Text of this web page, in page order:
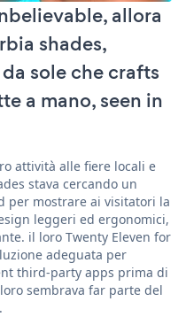
allora
shades,
sole che crafts
a mano, seen in
attività alle fiere locali e
stava cercando un
per mostrare ai visitatori la
leggeri ed ergonomici,
il loro Twenty Eleven for
adeguata per
third-party apps prima di
sembrava far parte del